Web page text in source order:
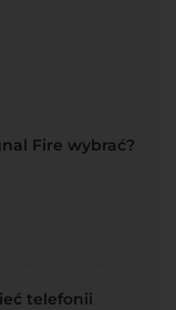
Fire wybrać?
telefonii